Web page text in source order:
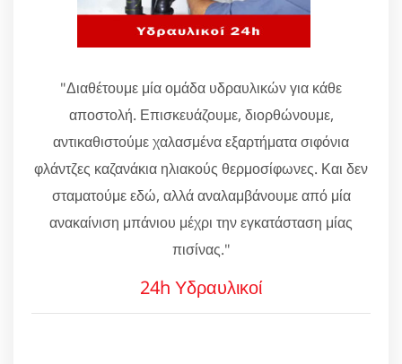
"Διαθέτουμε μία ομάδα υδραυλικών για κάθε
αποστολή. Επισκευάζουμε, διορθώνουμε,
αντικαθιστούμε χαλασμένα εξαρτήματα σιφόνια
φλάντζες καζανάκια ηλιακούς θερμοσίφωνες. Και δεν
σταματούμε εδώ, αλλά αναλαμβάνουμε από μία
ανακαίνιση μπάνιου μέχρι την εγκατάσταση μίας
πισίνας."
24h Υδραυλικοί